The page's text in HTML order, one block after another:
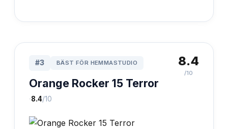
#3 BÄST FÖR HEMMASTUDIO
Orange Rocker 15 Terror
·8.4/10
8.4
/10